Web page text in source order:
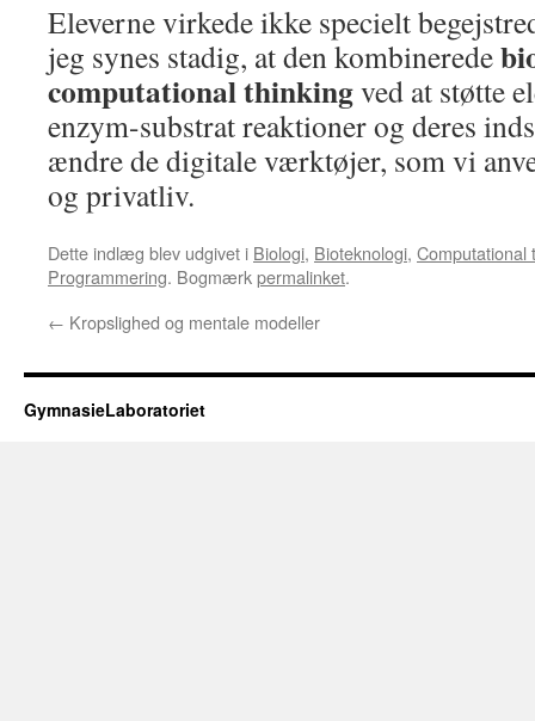
Eleverne virkede ikke specielt
jeg synes stadig, at den kombinerede
computational thinkingved at støtte
enzym-substrat reaktioner og deres
ændre de digitale værktøjer, som vi
og privatliv.
Dette indlæg blev udgivet i Biologi, Bioteknologi, Computational
Programmering. Bogmærkpermalinket.
← Kropslighed og mentale modeller
GymnasieLaboratoriet